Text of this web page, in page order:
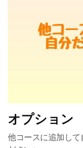
オプション
他コースに追加して